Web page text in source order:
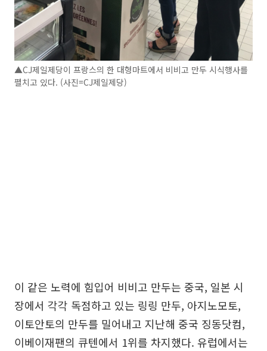
▲CJ제일제당이 프랑스의 한 대형마트에서 비비고 만두 시식행사를
펼치고 있다. (사진=CJ제일제당)
이 같은 노력에 힘입어 비비고 만두는 중국, 일본 시
장에서 각각 독점하고 있는 링링 만두, 아지노모토,
이토안토의 만두를 밀어내고 지난해 중국 징동닷컴,
이베이재팬의 큐텐에서 1위를 차지했다. 유럽에서는